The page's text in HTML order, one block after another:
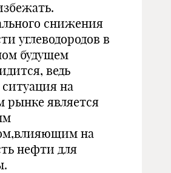
снижения
углеводородов в
будущем
ведь
на
рынке является
на
нефти для